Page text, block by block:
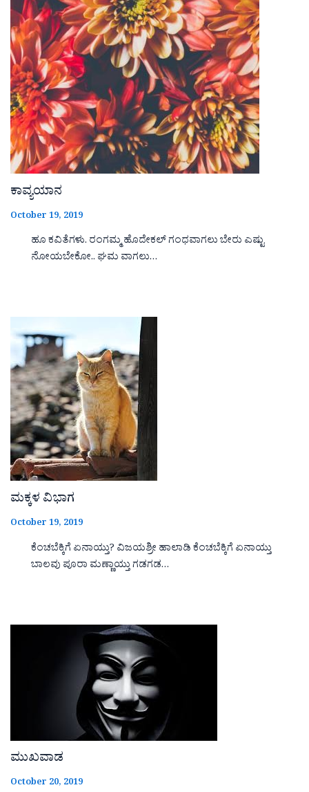
ಕಾವ್ಯಯಾನ
October 19, 2019
ಹೂ ಕವಿತೆಗಳು. ರಂಗಮ್ಮ ಹೊದೇಕಲ್ ಗಂಧವಾಗಲು ಬೇರು ಎಷ್ಟು
ನೋಯಬೇಕೋ.. ಘಮ ವಾಗಲು…
ಮಕ್ಕಳ ವಿಭಾಗ
October 19, 2019
ಕೆಂಚಬೆಕ್ಕಿಗೆ ಏನಾಯ್ತು? ವಿಜಯಶ್ರೀ ಹಾಲಾಡಿ ಕೆಂಚಬೆಕ್ಕಿಗೆ ಏನಾಯ್ತು
ಬಾಲವು ಪೂರಾ ಮಣ್ಣಾಯ್ತು ಗಡಗಡ…
ಮುಖವಾಡ
October 20, 2019